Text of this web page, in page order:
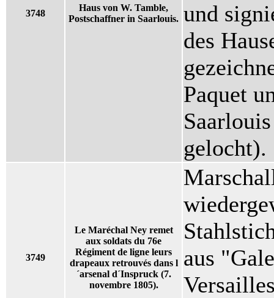
3748
Haus von W. Tamble,
Postschaffner in Saarlouis. und
des
Paquet
gelocht).
3749
Le Maréchal Ney remet
aux soldats du 76e
Régiment de ligne leurs
drapeaux retrouvés dans l
´arsenal d´Inspruck (7.
novembre 1805).
aus